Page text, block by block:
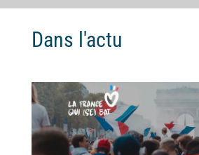
Dans l'actu